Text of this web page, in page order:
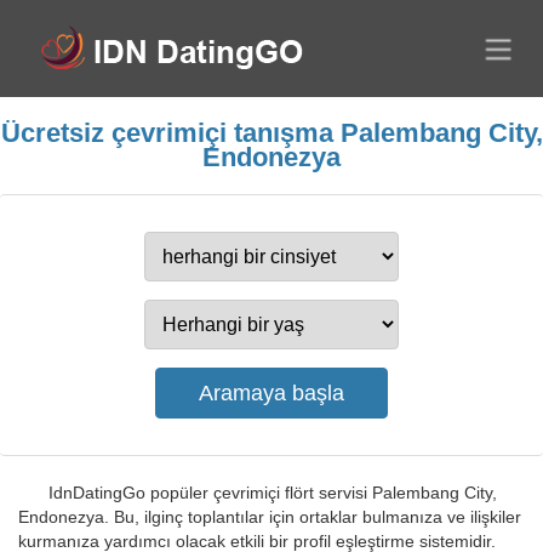
Ücretsiz çevrimiçi tanışma Palembang City,
Endonezya
IdnDatingGo popüler çevrimiçi flört servisi Palembang City,
Endonezya. Bu, ilginç toplantılar için ortaklar bulmanıza ve ilişkiler
kurmanıza yardımcı olacak etkili bir profil eşleştirme sistemidir.